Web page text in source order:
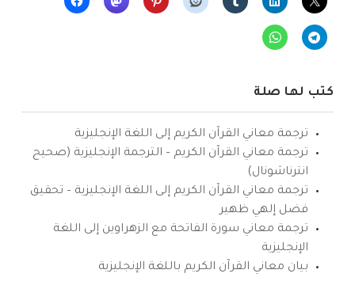
كتب لها صلة
ترجمة معاني القرآن الكريم إلى اللغة الإنجليزية
ترجمة معاني القرآن الكريم – الترجمة الإنجليزية (صحيح
انترناشونال)
ترجمة معاني القرآن الكريم إلى اللغة الإنجليزية – تحقيق
فضل إلهي ظهير
ترجمة معاني سورة الفاتحة مع الزهراوين إلى اللغة
الإنجليزية
بيان معاني القرآن الكريم باللغة الإنجليزية